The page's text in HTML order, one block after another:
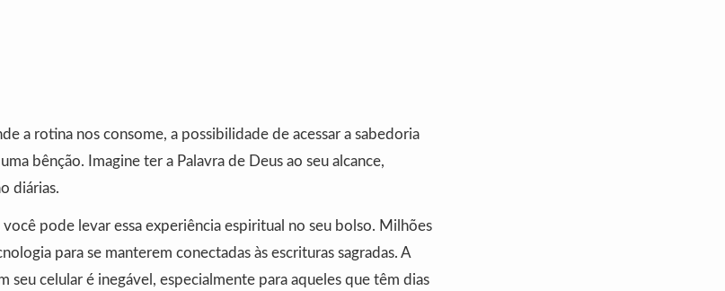
a rotina nos consome, a possibilidade de acessar a sabedoria
bênção. Imagine ter a Palavra de Deus ao seu alcance,
diárias.
você pode levar essa experiência espiritual no seu bolso. Milhões
para se manterem conectadas às escrituras sagradas. A
seu celular é inegável, especialmente para aqueles que têm dias